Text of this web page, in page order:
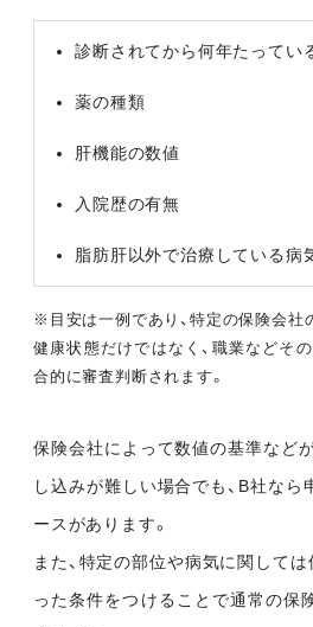
診断されてから何年たってい
薬の種類
肝機能の数値
入院歴の有無
脂肪肝以外で治療している病
※目安は一例であり、特定の保険会社
健康状態だけではなく、職業などそ
合的に審査判断されます。
保険会社によって数値の基準など
し込みが難しい場合でも、B社な
ースがあります。
また、特定の部位や病気に関して
った条件をつけることで通常の保